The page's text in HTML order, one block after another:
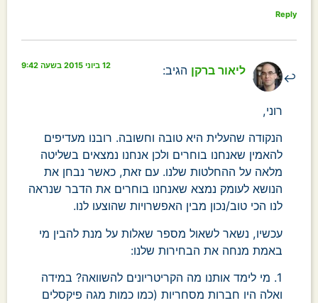
Reply
ליאור ברקן הגיב: 12 ביוני 2015 בשעה 9:42
רוני,
הנקודה שהעלית היא טובה וחשובה. רובנו מעדיפים
להאמין שאנחנו בוחרים ולכן אנחנו נמצאים בשליטה
מלאה על ההחלטות שלנו. עם זאת, כאשר נבחן את
הנושא לעומק נמצא שאנחנו בוחרים את הדבר שנראה
לנו הכי טוב/נכון מבין האפשרויות שהוצעו לנו.
עכשיו, נשאר לשאול מספר שאלות על מנת להבין מי
באמת מנחה את הבחירות שלנו:
1. מי לימד אותנו מה הקריטריונים להשוואה? במידה
ואלה היו חברות מסחריות (כמו כמות מגה פיקסלים